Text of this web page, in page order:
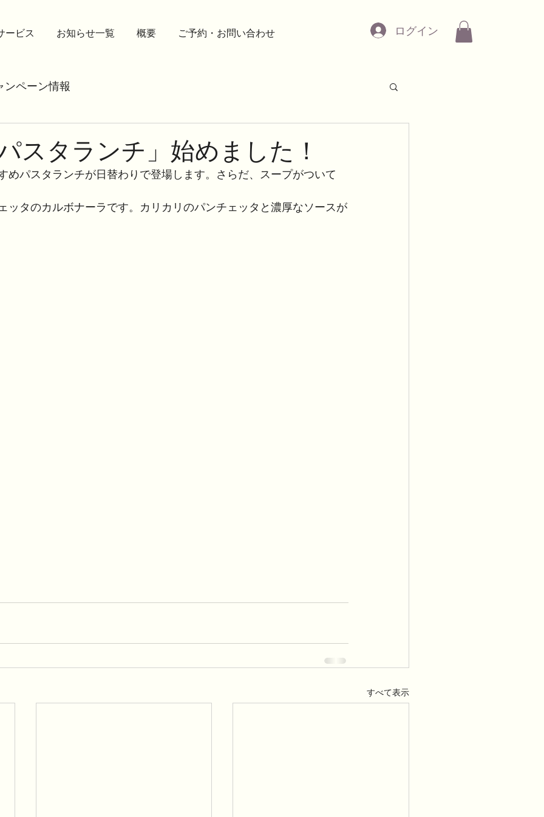
ービス お知らせ一覧 概要 ご予約・お問い合わせ ログイン
ンペーン情報
スタランチ」始めました！
めパスタランチが日替わりで登場します。さらだ、スープがついて
ッタのカルボナーラです。カリカリのパンチェッタと濃厚なソースが
すべて表示